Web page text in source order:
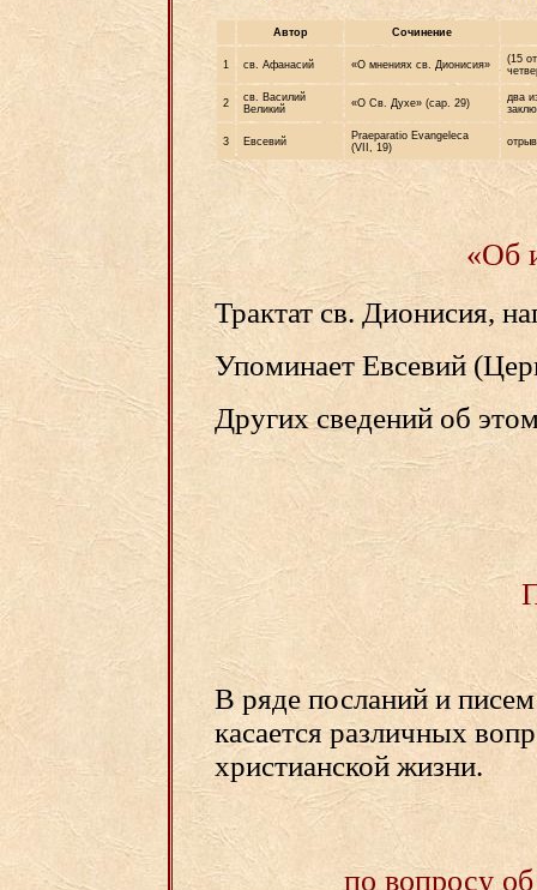
Автор Сочинение
1 св. Афанасий «О мнениях св. Дионисия»
(15
2
св. Василий
Великий
«О Св. Духе» (сар. 29)
два
3 Евсевий
Praeparatio Evangeleca
(VII, 19)
«Об
Трактат св. Дионисия,
Упоминает Евсевий
Других сведений об
В ряде посланий и
касается различных
христианской жизни.
по вопросу